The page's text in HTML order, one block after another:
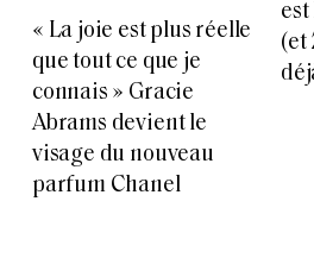
« La joie est plus réelle
que tout ce que je
connais » Gracie
Abrams devient le
visage du nouveau
parfum Chanel
(et